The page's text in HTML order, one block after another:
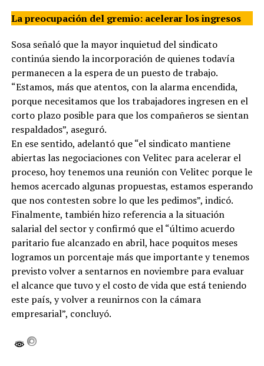
La preocupación del gremio: acelerar los ingresos
Sosa señaló que la mayor inquietud del sindicato
continúa siendo la incorporación de quienes todavía
permanecen a la espera de un puesto de trabajo.
“Estamos, más que atentos, con la alarma encendida,
porque necesitamos que los trabajadores ingresen en el
corto plazo posible para que los compañeros se sientan
respaldados”, aseguró.
En ese sentido, adelantó que “el sindicato mantiene
abiertas las negociaciones con Velitec para acelerar el
proceso, hoy tenemos una reunión con Velitec porque le
hemos acercado algunas propuestas, estamos esperando
que nos contesten sobre lo que les pedimos”, indicó.
Finalmente, también hizo referencia a la situación
salarial del sector y confirmó que el “último acuerdo
paritario fue alcanzado en abril, hace poquitos meses
logramos un porcentaje más que importante y tenemos
previsto volver a sentarnos en noviembre para evaluar
el alcance que tuvo y el costo de vida que está teniendo
este país, y volver a reunirnos con la cámara
empresarial”, concluyó.